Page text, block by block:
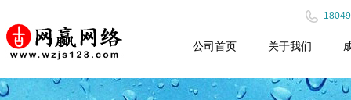
公司首页 关于我们